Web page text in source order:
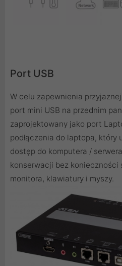
Port USB
W celu zapewnienia
port mini USB na przednim
zaprojektowany jako port
podłączenia do laptopa,
dostęp do komputera /
konserwacji bez
monitora, klawiatury i myszy.